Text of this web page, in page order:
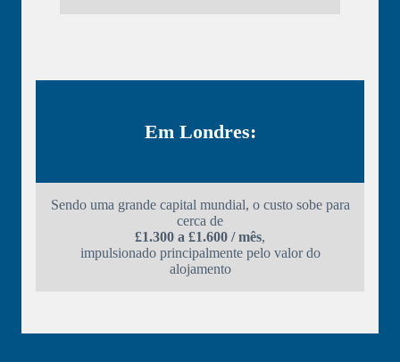
Em Londres:
Sendo uma grande capital mundial, o custo sobe para
cerca de
£1.300 a £1.600 / mês,
impulsionado principalmente pelo valor do
alojamento